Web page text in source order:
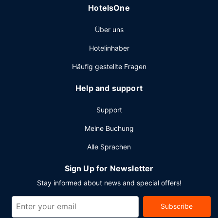
HotelsOne
Über uns
Hotelinhaber
Häufig gestellte Fragen
Help and support
Support
Meine Buchung
Alle Sprachen
Sign Up for Newsletter
Stay informed about news and special offers!
Subscribe